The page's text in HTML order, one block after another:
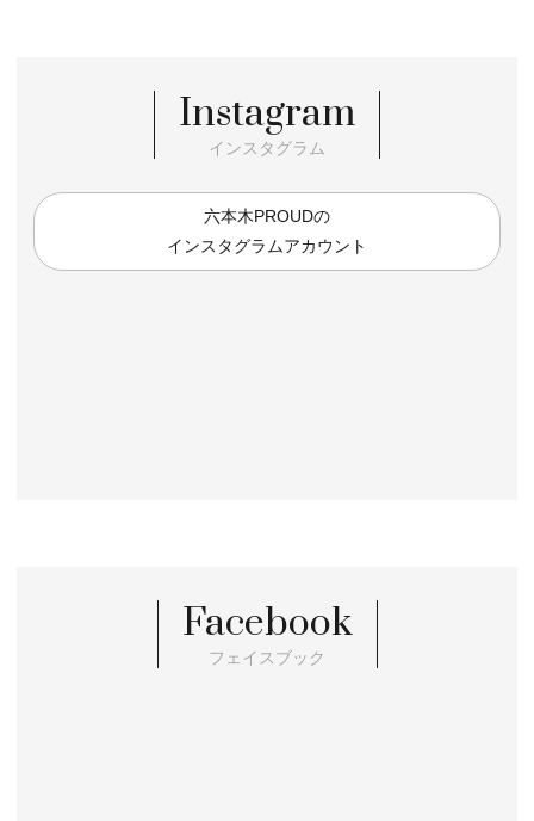
Instagram
インスタグラム
六本木PROUDの
インスタグラムアカウント
Facebook
フェイスブック